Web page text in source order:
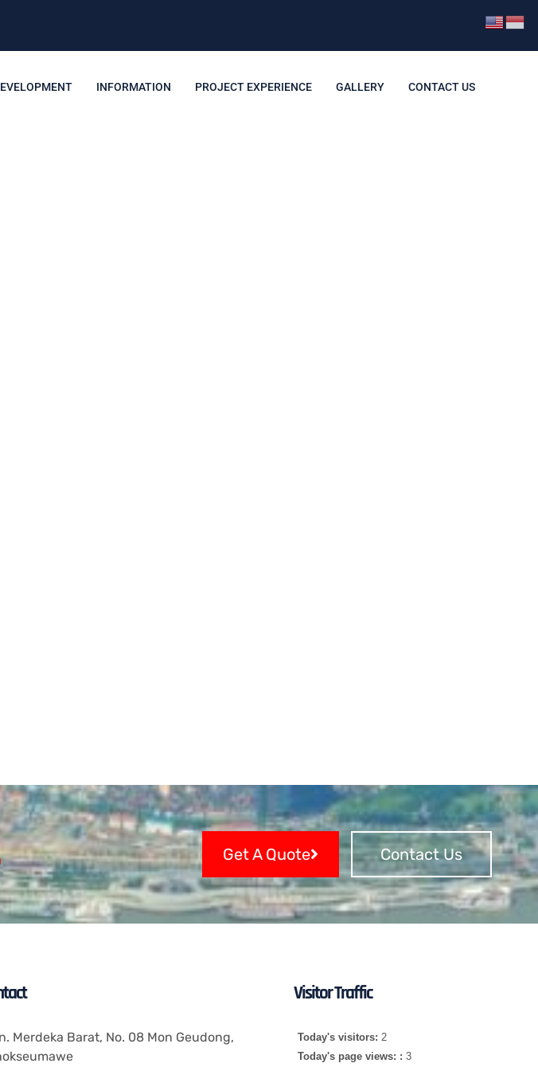
INFORMATION PROJECT EXPERIENCE GALLERY CONTACT US
Get A Quote Contact Us
Merdeka Barat, No. 08 Mon Geudong,
Visitor Traffic
Today's visitors: 2
Today's page views: : 3